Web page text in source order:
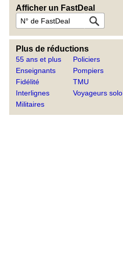
Afficher un FastDeal
Plus de réductions
55 ans et plus
Enseignants
Fidélité
Interlignes
Militaires
Policiers
Pompiers
TMU
Voyageurs solo